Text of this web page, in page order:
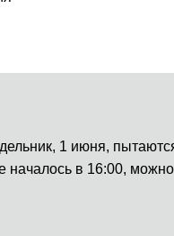
1 июня,
началось в 16:00,